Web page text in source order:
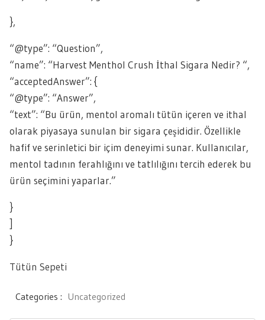
},
“@type”: “Question”,
“name”: “Harvest Menthol Crush İthal Sigara Nedir? “,
“acceptedAnswer”: {
“@type”: “Answer”,
“text”: “Bu ürün, mentol aromalı tütün içeren ve ithal
olarak piyasaya sunulan bir sigara çeşididir. Özellikle
hafif ve serinletici bir içim deneyimi sunar. Kullanıcılar,
mentol tadının ferahlığını ve tatlılığını tercih ederek bu
ürün seçimini yaparlar.”
}
]
}
Tütün Sepeti
Categories : Uncategorized